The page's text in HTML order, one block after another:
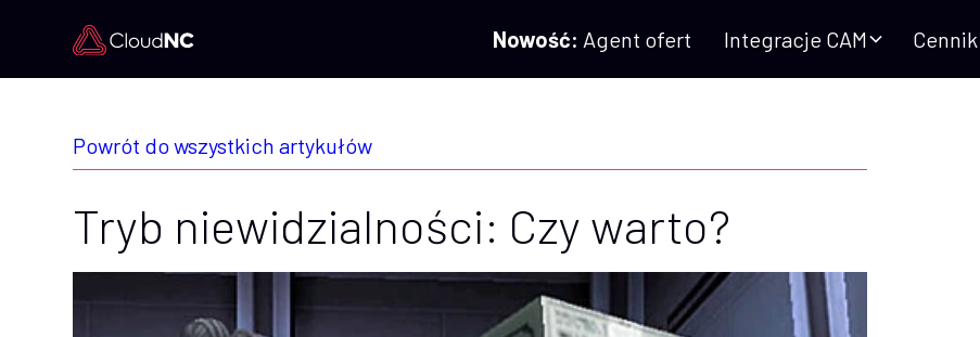
Nowość: Agent ofert Integracje CAM Cennik
Powrót do wszystkich artykułów
Tryb niewidzialności: Czy warto?